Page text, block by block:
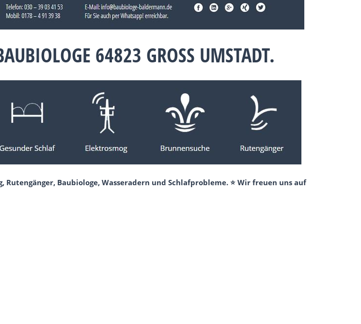
64823 GROSS UMSTADT.
Baubiologe, Wasseradern und Schlafprobleme. ⭐ Wir freuen uns auf